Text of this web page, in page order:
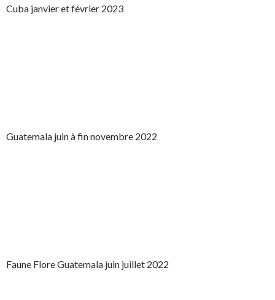
Cuba janvier et février 2023
Guatemala juin à fin novembre 2022
Faune Flore Guatemala juin juillet 2022